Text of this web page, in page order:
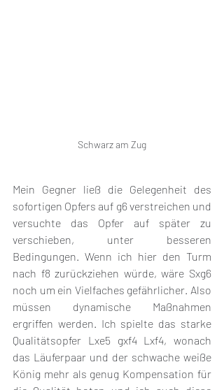
Schwarz am Zug
Mein Gegner ließ die Gelegenheit des
sofortigen Opfers auf g6 verstreichen und
versuchte das Opfer auf später zu
verschieben, unter besseren
Bedingungen. Wenn ich hier den Turm
nach f8 zurückziehen würde, wäre Sxg6
noch um ein Vielfaches gefährlicher. Also
müssen dynamische Maßnahmen
ergriffen werden. Ich spielte das starke
Qualitätsopfer Lxe5 gxf4 Lxf4, wonach
das Läuferpaar und der schwache weiße
König mehr als genug Kompensation für